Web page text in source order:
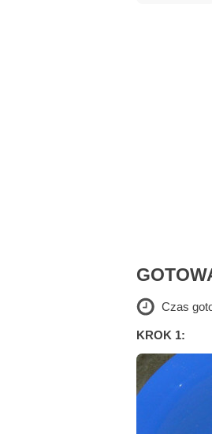
Czas
KROK 1: